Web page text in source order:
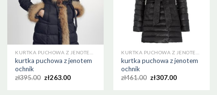
kurtka puchowa z jenotem
ochnik
zł395.00 zł263.00
kurtka puchowa z jenotem
ochnik
zł461.00 zł307.00